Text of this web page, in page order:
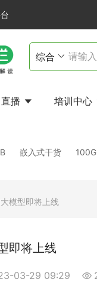
直播 培训中心
嵌入式干货
模型即将上线
即将上线
03-29 09:29